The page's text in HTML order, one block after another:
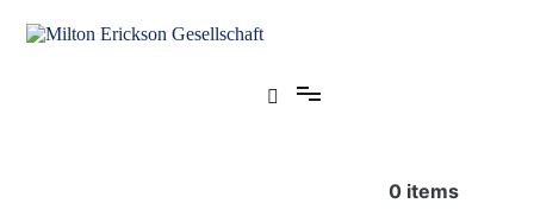
Inhalt
0 items